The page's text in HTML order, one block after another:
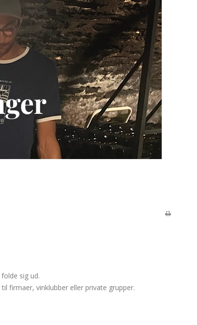
sig ud.
til firmaer, vinklubber eller private grupper.